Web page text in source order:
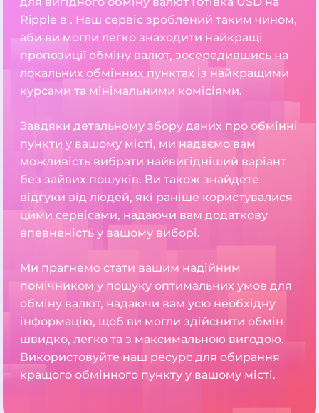
Ripple в . Наш сервіс зроблений таким чином,
аби ви могли легко знаходити найкращі
пропозиції обміну валют, зосередившись на
локальних обмінних пунктах із найкращими
курсами та мінімальними комісіями.
Завдяки детальному збору даних про обмінні
пункти у вашому місті, ми надаємо вам
можливість вибрати найвигідніший варіант
без зайвих пошуків. Ви також знайдете
відгуки від людей, які раніше користувалися
цими сервісами, надаючи вам додаткову
впевненість у вашому виборі.
Ми прагнемо стати вашим надійним
помічником у пошуку оптимальних умов для
обміну валют, надаючи вам усю необхідну
інформацію, щоб ви могли здійснити обмін
швидко, легко та з максимальною вигодою.
Використовуйте наш ресурс для обирання
кращого обмінного пункту у вашому місті.